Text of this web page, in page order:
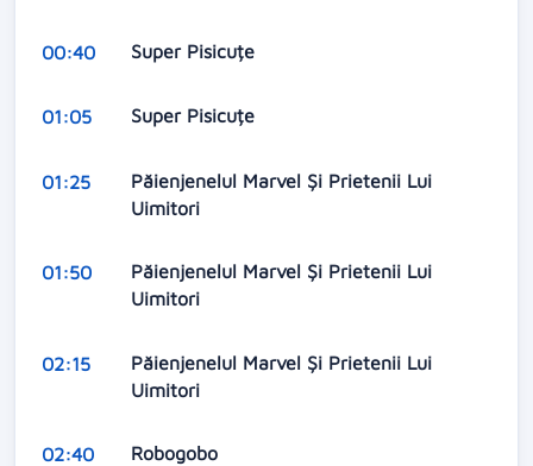
00:40 Super Pisicuțe
01:05 Super Pisicuțe
01:25
Păienjenelul Marvel Și Prietenii Lui
Uimitori
01:50
Păienjenelul Marvel Și Prietenii Lui
Uimitori
02:15
Păienjenelul Marvel Și Prietenii Lui
Uimitori
02:40 Robogobo